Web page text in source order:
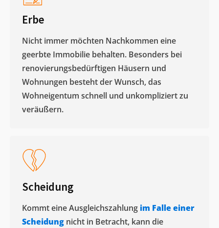
Erbe
Nicht immer möchten Nachkommen eine
geerbte Immobilie behalten. Besonders bei
renovierungsbedürftigen Häusern und
Wohnungen besteht der Wunsch, das
Wohneigentum schnell und unkompliziert zu
veräußern. ​
Scheidung
Kommt eine Ausgleichszahlung im Falle einer
Scheidung nicht in Betracht, kann die